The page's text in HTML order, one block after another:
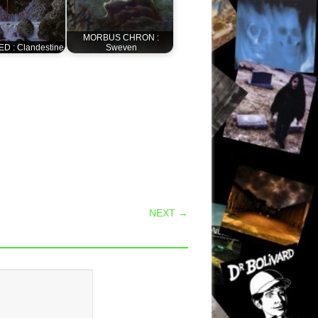
: Clandestine
MORBUS CHRON :
Sweven
NEXT →